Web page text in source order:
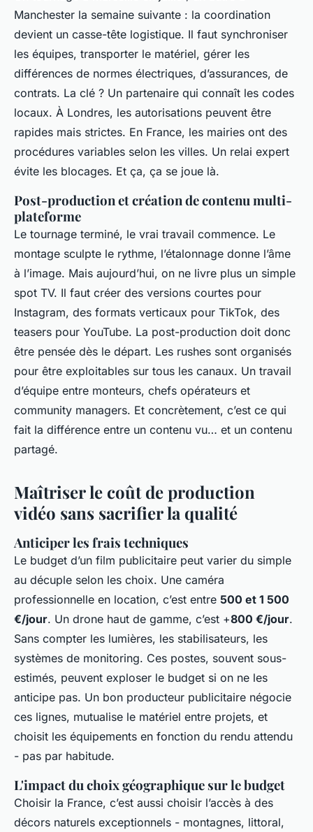
Manchester la semaine suivante : la coordination
devient un casse-tête logistique. Il faut synchroniser
les équipes, transporter le matériel, gérer les
différences de normes électriques, d’assurances, de
contrats. La clé ? Un partenaire qui connaît les codes
locaux. À Londres, les autorisations peuvent être
rapides mais strictes. En France, les mairies ont des
procédures variables selon les villes. Un relai expert
évite les blocages. Et ça, ça se joue là.
Post-production et création de contenu multi-
plateforme
Le tournage terminé, le vrai travail commence. Le
montage sculpte le rythme, l’étalonnage donne l’âme
à l’image. Mais aujourd’hui, on ne livre plus un simple
spot TV. Il faut créer des versions courtes pour
Instagram, des formats verticaux pour TikTok, des
teasers pour YouTube. La post-production doit donc
être pensée dès le départ. Les rushes sont organisés
pour être exploitables sur tous les canaux. Un travail
d’équipe entre monteurs, chefs opérateurs et
community managers. Et concrètement, c’est ce qui
fait la différence entre un contenu vu… et un contenu
partagé.
Maîtriser le coût de production
vidéo sans sacrifier la qualité
Anticiper les frais techniques
Le budget d’un film publicitaire peut varier du simple
au décuple selon les choix. Une caméra
professionnelle en location, c’est entre 500 et 1 500
€/jour. Un drone haut de gamme, c’est +800 €/jour.
Sans compter les lumières, les stabilisateurs, les
systèmes de monitoring. Ces postes, souvent sous-
estimés, peuvent exploser le budget si on ne les
anticipe pas. Un bon producteur publicitaire négocie
ces lignes, mutualise le matériel entre projets, et
choisit les équipements en fonction du rendu attendu
- pas par habitude.
L'impact du choix géographique sur le budget
Choisir la France, c’est aussi choisir l’accès à des
décors naturels exceptionnels - montagnes, littoral,